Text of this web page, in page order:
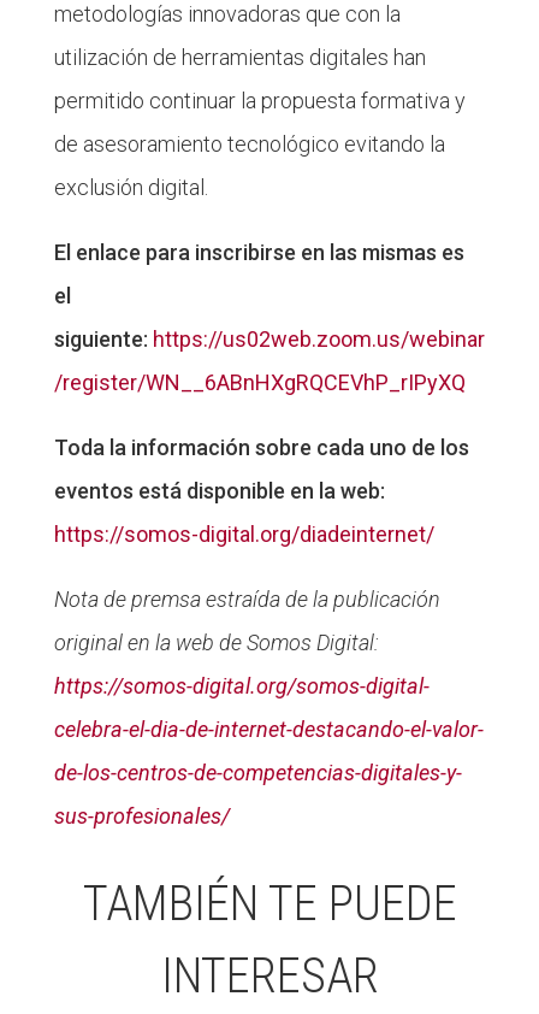
metodologías innovadoras que con la
utilización de herramientas digitales han
permitido continuar la propuesta formativa y
de asesoramiento tecnológico evitando la
exclusión digital.
El enlace para inscribirse en las mismas es
el
siguiente: https://us02web.zoom.us/webinar
/register/WN__6ABnHXgRQCEVhP_rIPyXQ
Toda la información sobre cada uno de los
eventos está disponible en la web:
https://somos-digital.org/diadeinternet/
Nota de premsa estraída de la publicación
original en la web de Somos Digital:
https://somos-digital.org/somos-digital-
celebra-el-dia-de-internet-destacando-el-valor-
de-los-centros-de-competencias-digitales-y-
sus-profesionales/
TAMBIÉN TE PUEDE
INTERESAR